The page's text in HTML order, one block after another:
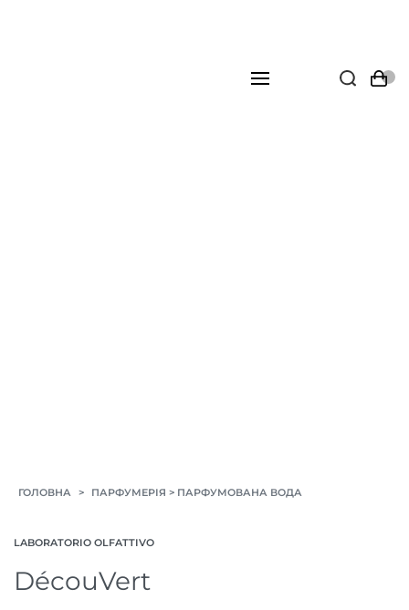
ГОЛОВНА > ПАРФУМЕРІЯ > ПАРФУМОВАНА ВОДА
LABORATORIO OLFATTIVO
DécouVert